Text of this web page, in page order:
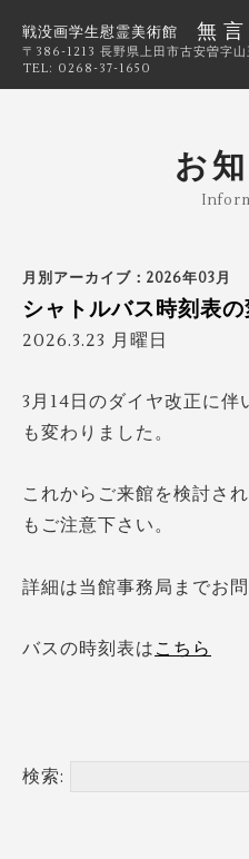
戦没画学生慰霊美術館 無 言
〒386-1213 長野県上田市古安曽字
TEL: 0268-37-1650
お
月別アーカイブ：2026年03月
シャトルバス時刻表
2026.3.23 月曜日
3月14日のダイヤ改正に伴
も変わりました。
これからご来館を検討さ
もご注意下さい。
詳細は当館事務局までお
バスの時刻表は こちら
検索: